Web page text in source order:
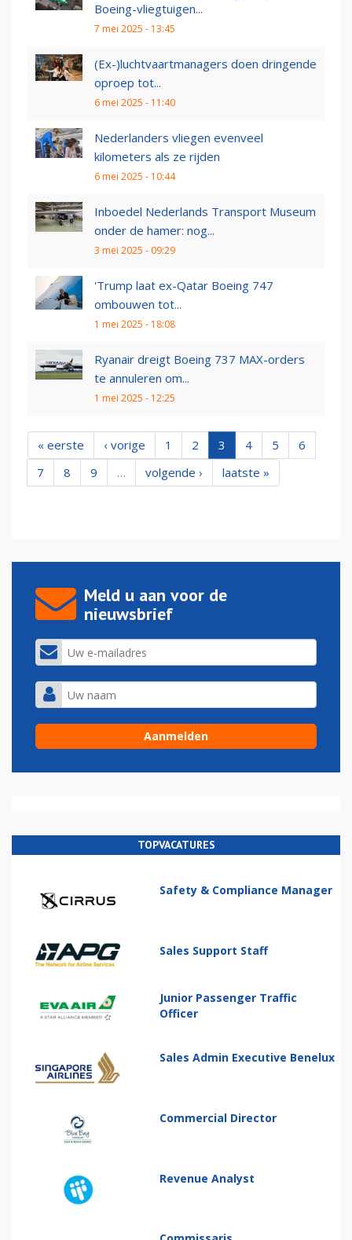
Boeing-vliegtuigen...
7 mei 2025 - 13:45
(Ex-)luchtvaartmanagers doen dringende
oproep tot...
6 mei 2025 - 11:40
Nederlanders vliegen evenveel
kilometers als ze rijden
6 mei 2025 - 10:44
Inboedel Nederlands Transport Museum
onder de hamer: nog...
3 mei 2025 - 09:29
'Trump laat ex-Qatar Boeing 747
ombouwen tot...
1 mei 2025 - 18:08
Ryanair dreigt Boeing 737 MAX-orders
te annuleren om...
1 mei 2025 - 12:25
« eerste ‹ vorige 1 2 3 4 5
6
7
8 9 … volgende › laatste »
Meld u aan voor de
nieuwsbrief
TOPVACATURES
Safety & Compliance Manager
Sales Support Staff
Junior Passenger Traffic
Officer
Sales Admin Executive Benelux
Commercial Director
Revenue Analyst